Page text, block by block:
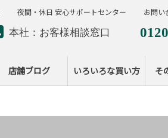
本社：お客様相談窓口
ー
店舗ブログ いろいろな買い方 そ
夜間・休日 安心サポートセンター お問い